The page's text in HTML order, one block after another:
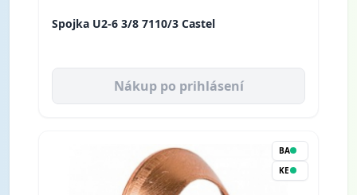
Spojka U2-6 3/8 7110/3 Castel
Nákup po prihlásení
BA
KE